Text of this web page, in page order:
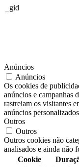
_gid
Anúncios
Anúncios
Os cookies de
anúncios e campanhas
rastreiam os visitantes
anúncios personalizados
Outros
Outros
Outros cookies não
analisados e ainda não
Cookie